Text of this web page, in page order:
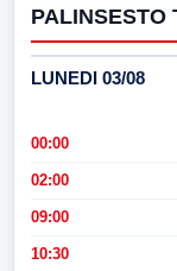
PALINSESTO
LUNEDI 03/08
00:00
02:00
09:00
10:30